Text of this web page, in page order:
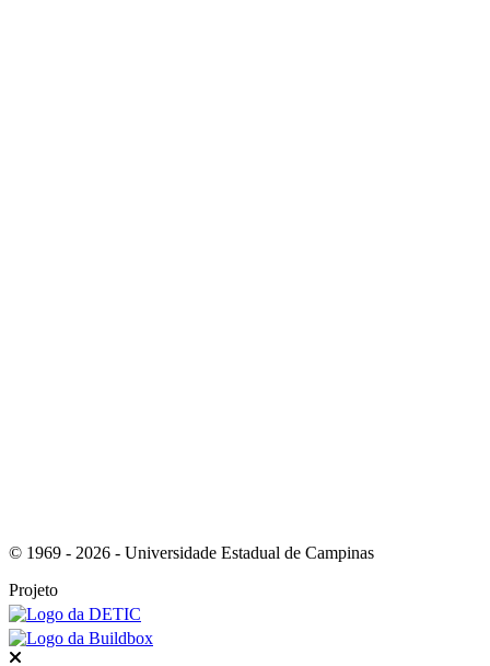
© 1969 - 2026 - Universidade Estadual de Campinas
Projeto